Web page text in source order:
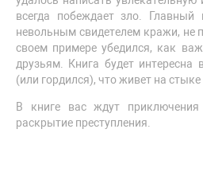
всегда побеждает зло. Главный
невольным свидетелем кражи, не
своем примере убедился, как
друзьям. Книга будет интересна
(или гордился), что живет на стыке
В книге вас ждут
раскрытие преступления.